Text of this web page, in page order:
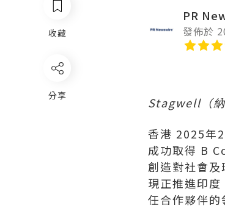
PR
發佈於
Stagwell（納
香港 2025年
成功取得 B
創造對社會
現正推進印
任合作夥伴的
收藏
分享